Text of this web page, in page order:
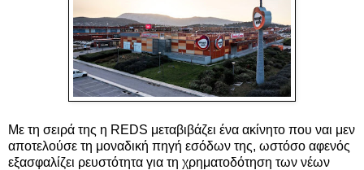
Με τη σειρά της η REDS μεταβιβάζει ένα ακίνητο που ναι μεν
αποτελούσε τη μοναδική πηγή εσόδων της, ωστόσο αφενός
εξασφαλίζει ρευστότητα για τη χρηματοδότηση των νέων